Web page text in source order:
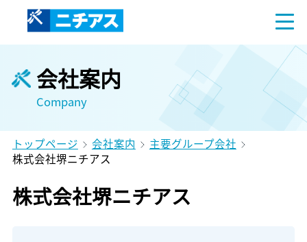
会社案内
Company
トップページ 会社案内
主要グループ会社
株式会社堺ニチアス
株式会社堺ニチアス